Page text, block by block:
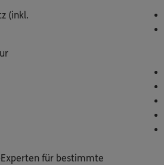
(inkl.
für bestimmte